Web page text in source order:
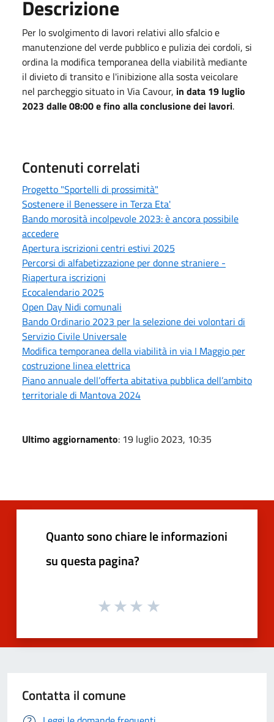
Descrizione
Per lo svolgimento di lavori relativi allo sfalcio e
manutenzione del verde pubblico e pulizia dei cordoli, si
ordina la modifica temporanea della viabilità mediante
il divieto di transito e l'inibizione alla sosta veicolare
nel parcheggio situato in Via Cavour, in data 19 luglio
2023 dalle 08:00 e fino alla conclusione dei lavori.
Contenuti correlati
Progetto "Sportelli di prossimità"
Sostenere il Benessere in Terza Eta'
Bando morosità incolpevole 2023: è ancora possibile
accedere
Apertura iscrizioni centri estivi 2025
Percorsi di alfabetizzazione per donne straniere -
Riapertura iscrizioni
Ecocalendario 2025
Open Day Nidi comunali
Bando Ordinario 2023 per la selezione dei volontari di
Servizio Civile Universale
Modifica temporanea della viabilità in via I Maggio per
costruzione linea elettrica
Piano annuale dell’offerta abitativa pubblica dell’ambito
territoriale di Mantova 2024
Ultimo aggiornamento: 19 luglio 2023, 10:35
Quanto sono chiare le informazioni
su questa pagina?
Contatta il comune